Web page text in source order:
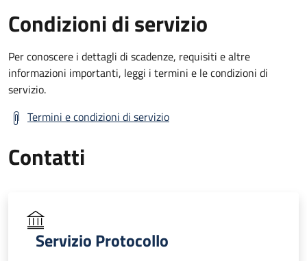
Condizioni di servizio
Per conoscere i dettagli di scadenze, requisiti e altre
informazioni importanti, leggi i termini e le condizioni di
servizio.
Termini e condizioni di servizio
Contatti
Servizio Protocollo